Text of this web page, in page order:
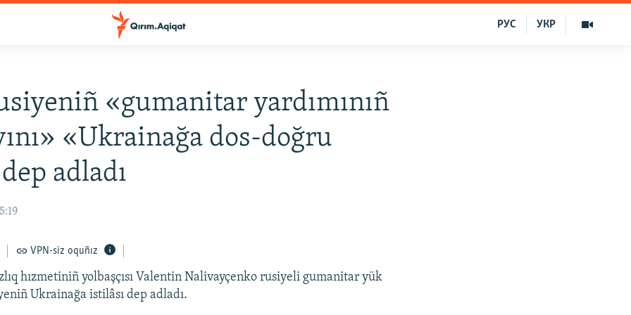
УКР
РУС
«gumanitar yardımınıñ
«Ukrainağa dos-doğru
adladı
VPN-siz oquñız
hızmetiniñ yolbaşçısı Valentin Nalivayçenko rusiyeli gumanitar yük
Ukrainağa istilâsı dep adladı.